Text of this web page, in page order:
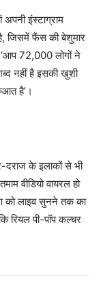
इंस्टाग्राम
जिसमें फैंस की बेशुमार
72,000 लोगों ने
नहीं है इसकी खुशी
है’।
के इलाकों से भी
वीडियो वायरल हो
को लाइव सुनने तक का
रियल पी-पॉप कल्चर